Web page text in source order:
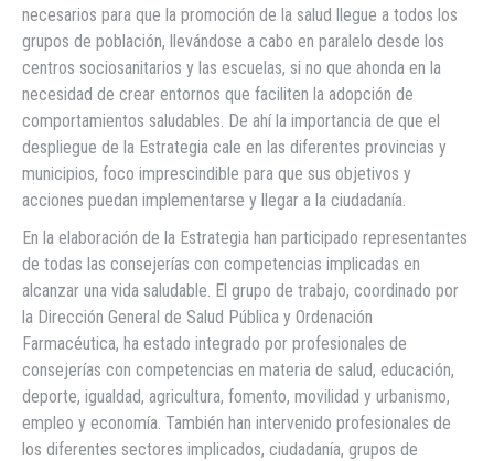
necesarios para que la promoción de la salud llegue a todos los
grupos de población, llevándose a cabo en paralelo desde los
centros sociosanitarios y las escuelas, si no que ahonda en la
necesidad de crear entornos que faciliten la adopción de
comportamientos saludables. De ahí la importancia de que el
despliegue de la Estrategia cale en las diferentes provincias y
municipios, foco imprescindible para que sus objetivos y
acciones puedan implementarse y llegar a la ciudadanía.
En la elaboración de la Estrategia han participado representantes
de todas las consejerías con competencias implicadas en
alcanzar una vida saludable. El grupo de trabajo, coordinado por
la Dirección General de Salud Pública y Ordenación
Farmacéutica, ha estado integrado por profesionales de
consejerías con competencias en materia de salud, educación,
deporte, igualdad, agricultura, fomento, movilidad y urbanismo,
empleo y economía. También han intervenido profesionales de
los diferentes sectores implicados, ciudadanía, grupos de